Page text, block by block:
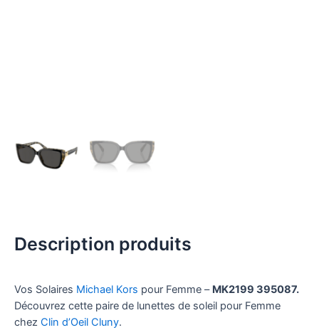
Description produits
Vos Solaires Michael Kors pour Femme – MK2199 395087.
Découvrez cette paire de lunettes de soleil pour Femme
chez Clin d’Oeil Cluny.